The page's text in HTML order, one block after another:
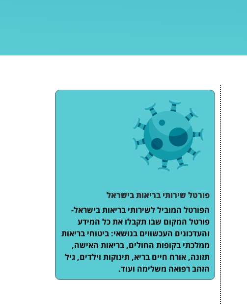
פורטל שירותי בריאות בישראל
הפורטל המוביל לשירותי בריאות בישראל-
פורטל המקום שבו תקבלו את כל המידע
והעדכונים העכשווים בנושאי: ביטוחי בריאות
ממלכתי בקופות החולים, בריאות האישה,
תזונה, אורח חיים בריא, תינוקות וילדים, גיל
הזהב רפואה משלימה ועוד.